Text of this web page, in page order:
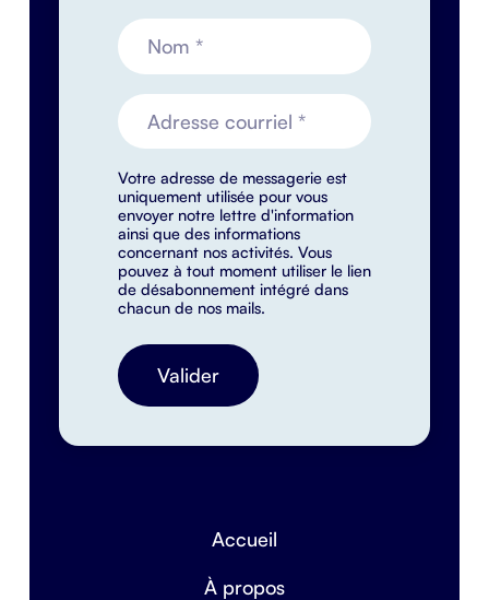
Votre adresse de messagerie est
uniquement utilisée pour vous
envoyer notre lettre d'information
ainsi que des informations
concernant nos activités. Vous
pouvez à tout moment utiliser le lien
de désabonnement intégré dans
chacun de nos mails.
Accueil
À propos